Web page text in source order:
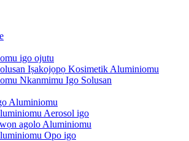
igo ojutu
Iṣakojọpọ Kosimetik Aluminiomu
Nkanmimu Igo Solusan
Aluminiomu
Aerosol igo
agolo Aluminiomu
Opo igo